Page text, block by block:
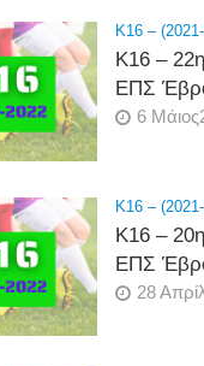
K16 –
Κ16 –
ΕΠΣ
6
K16 –
Κ16 –
ΕΠΣ
28